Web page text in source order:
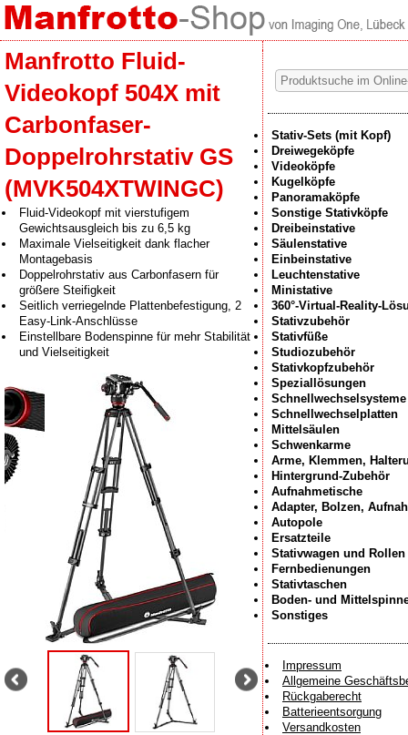
Manfrotto Fluid-
Videokopf 504X mit
Carbonfaser-
Doppelrohrstativ GS
(MVK504XTWINGC)
Fluid-Videokopf mit vierstufigem
Gewichtsausgleich bis zu 6,5 kg
Maximale Vielseitigkeit dank flacher
Montagebasis
Doppelrohrstativ aus Carbonfasern für
größere Steifigkeit
Seitlich verriegelnde Plattenbefestigung, 2
Easy-Link-Anschlüsse
Einstellbare Bodenspinne für mehr Stabilität
und Vielseitigkeit
Stativ-Sets (mit Kopf)
Dreiwegeköpfe
Videoköpfe
Kugelköpfe
Panoramaköpfe
Sonstige Stativköpfe
Dreibeinstative
Säulenstative
Einbeinstative
Leuchtenstative
Ministative
360°-Virtual-Reality-
Stativzubehör
Stativfüße
Studiozubehör
Stativkopfzubehör
Speziallösungen
Schnellwechselsysteme
Schnellwechselplatten
Mittelsäulen
Schwenkarme
Arme, Klemmen,
Hintergrund-Zubehör
Aufnahmetische
Adapter, Bolzen,
Autopole
Ersatzteile
Stativwagen und Rollen
Fernbedienungen
Stativtaschen
Boden- und
Sonstiges
Impressum
Allgemeine
Rückgaberecht
Batterieentsorgung
Versandkosten